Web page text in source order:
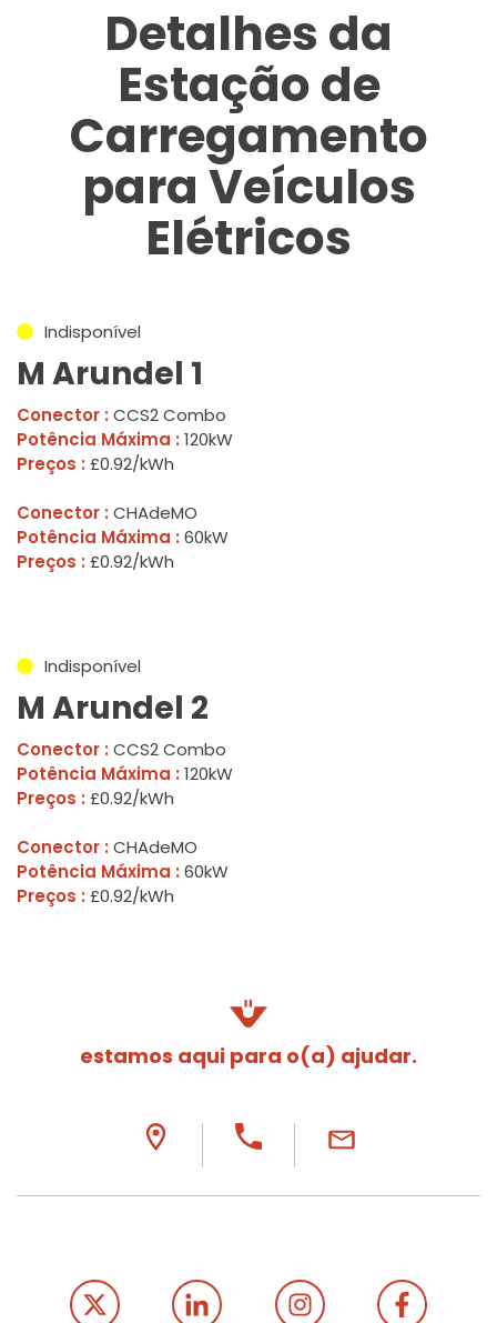
Detalhes da
Estação de
Carregamento
para Veículos
Elétricos
Indisponível
M Arundel 1
Conector : CCS2 Combo
Potência Máxima : 120kW
Preços : £0.92/kWh
Conector : CHAdeMO
Potência Máxima : 60kW
Preços : £0.92/kWh
Indisponível
M Arundel 2
Conector : CCS2 Combo
Potência Máxima : 120kW
Preços : £0.92/kWh
Conector : CHAdeMO
Potência Máxima : 60kW
Preços : £0.92/kWh
estamos aqui para o(a) ajudar.